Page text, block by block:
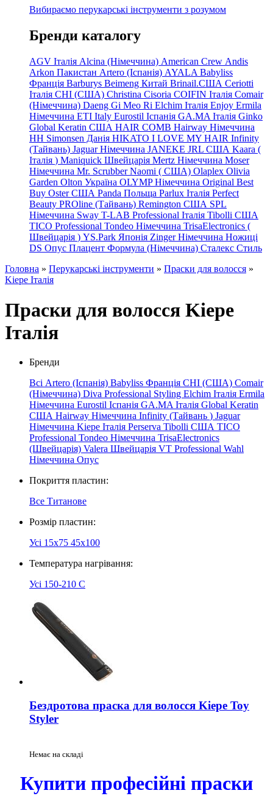
Вибираємо перукарські інструменти з розумом
Бренди каталогу
AGV Італія Alcina (Німеччина) American Crew Andis
Arkon Пакистан Artero (Іспанія) AYALA Babyliss
Франція Barburys Beimeng Китай Brinail.США Ceriotti
Італія CHI (США) Christina Cisoria COIFIN Італія Comair
(Німеччина) Daeng Gi Meo Ri Elchim Італія Enjoy Ermila
Німеччина ETI Italy Eurostil Іспанія GA.MA Італія Ginko
Global Keratin США HAIR COMB Hairway Німеччина
HH Simonsen Данія HIKATO I LOVE MY HAIR Infinity
(Тайвань) Jaguar Німеччина JANEKE JRL США Kaara (
Італія ) Maniquick Швейцарія Mertz Німеччина Moser
Німеччина Mr. Scrubber Naomi ( США) Olaplex Olivia
Garden Olton Україна OLYMP Німеччина Original Best
Buy Oster США Panda Польща Parlux Італія Perfect
Beauty PROline (Тайвань) Remington США SPL
Німеччина Sway T-LAB Professional Італія Tibolli США
TICO Professional Tondeo Німеччина TrisaElectronics (
Швейцарія ) YS.Park Японія Zinger Німеччина Ножиці
DS Опус Плацент Формула (Німеччина) Сталекс Стиль
Головна » Перукарські інструменти » Праски для волосся »
Kiepe Італія
Праски для волосся Kiepe
Італія
Бренди
Всі Artero (Іспанія) Babyliss Франція CHI (США) Comair
(Німеччина) Diva Professional Styling Elchim Італія Ermila
Німеччина Eurostil Іспанія GA.MA Італія Global Keratin
США Hairway Німеччина Infinity (Тайвань ) Jaguar
Німеччина Kiepe Італія Perserva Tibolli США TICO
Professional Tondeo Німеччина TrisaElectronics
(Швейцарія) Valera Швейцарія VT Professional Wahl
Німеччина Опус
Покриття пластин:
Все Титанове
Розмір пластин:
Усі 15x75 45х100
Температура нагрівання:
Усі 150-210 С
Бездротова праска для волосся Kiepe Toy
Styler
Немає на складі
Купити професійні праски